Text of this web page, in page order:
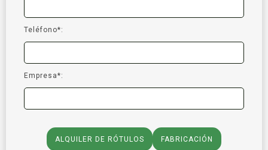
Teléfono*:
Empresa*:
ALQUILER DE RÓTULOS FABRICACIÓN